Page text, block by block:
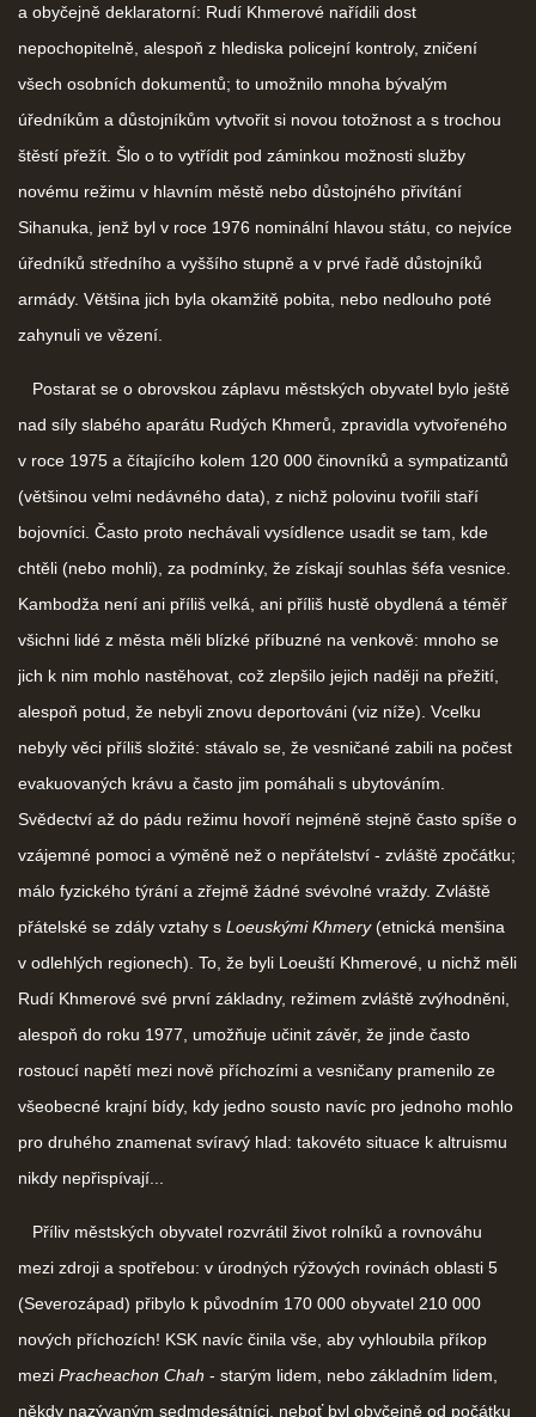
a obyčejně deklaratorní: Rudí Khmerové nařídili dost
nepochopitelně, alespoň z hlediska policejní kontroly, zničení
všech osobních dokumentů; to umožnilo mnoha bývalým
úředníkům a důstojníkům vytvořit si novou totožnost a s trochou
štěstí přežít. Šlo o to vytřídit pod záminkou možnosti služby
novému režimu v hlavním městě nebo důstojného přivítání
Sihanuka, jenž byl v roce 1976 nominální hlavou státu, co nejvíce
úředníků středního a vyššího stupně a v prvé řadě důstojníků
armády. Většina jich byla okamžitě pobita, nebo nedlouho poté
zahynuli ve vězení.
Postarat se o obrovskou záplavu městských obyvatel bylo ještě
nad síly slabého aparátu Rudých Khmerů, zpravidla vytvořeného
v roce 1975 a čítajícího kolem 120 000 činovníků a sympatizantů
(většinou velmi nedávného data), z nichž polovinu tvořili staří
bojovníci. Často proto nechávali vysídlence usadit se tam, kde
chtěli (nebo mohli), za podmínky, že získají souhlas šéfa vesnice.
Kambodža není ani příliš velká, ani příliš hustě obydlená a téměř
všichni lidé z města měli blízké příbuzné na venkově: mnoho se
jich k nim mohlo nastěhovat, což zlepšilo jejich naději na přežití,
alespoň potud, že nebyli znovu deportováni (viz níže). Vcelku
nebyly věci příliš složité: stávalo se, že vesničané zabili na počest
evakuovaných krávu a často jim pomáhali s ubytováním.
Svědectví až do pádu režimu hovoří nejméně stejně často spíše o
vzájemné pomoci a výměně než o nepřátelství - zvláště zpočátku;
málo fyzického týrání a zřejmě žádné svévolné vraždy. Zvláště
přátelské se zdály vztahy s Loeuskými Khmery(etnická menšina
v odlehlých regionech). To, že byli Loeuští Khmerové, u nichž měli
Rudí Khmerové své první základny, režimem zvláště zvýhodněni,
alespoň do roku 1977, umožňuje učinit závěr, že jinde často
rostoucí napětí mezi nově příchozími a vesničany pramenilo ze
všeobecné krajní bídy, kdy jedno sousto navíc pro jednoho mohlo
pro druhého znamenat svíravý hlad: takovéto situace k altruismu
nikdy nepřispívají...
Příliv městských obyvatel rozvrátil život rolníků a rovnováhu
mezi zdroji a spotřebou: v úrodných rýžových rovinách oblasti 5
(Severozápad) přibylo k původním 170 000 obyvatel 210 000
nových příchozích! KSK navíc činila vše, aby vyhloubila příkop
mezi Pracheachon Chah - starým lidem, nebo základním lidem,
někdy nazývaným sedmdesátníci, neboť byl obyčejně od počátku